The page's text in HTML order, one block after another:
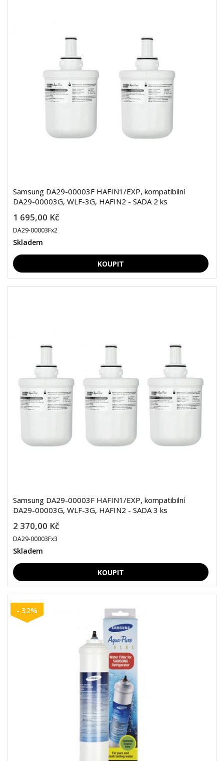
Samsung DA29-00003F HAFIN1/EXP, kompatibilní
DA29-00003G, WLF-3G, HAFIN2 - SADA 2 ks
1 695,00 Kč
DA29-00003Fx2
Skladem
Samsung DA29-00003F HAFIN1/EXP, kompatibilní
DA29-00003G, WLF-3G, HAFIN2 - SADA 3 ks
2 370,00 Kč
DA29-00003Fx3
Skladem
- 32%